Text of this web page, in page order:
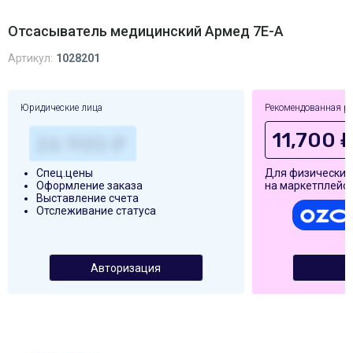
Отсасыватель медицинский Армед 7Е-А
Артикул: 1028201
Юридические лица
Спец.цены
Оформление заказа
Выставление счета
Отслеживание статуса
Авторизация
Рекомендованная
11,700
Для
на